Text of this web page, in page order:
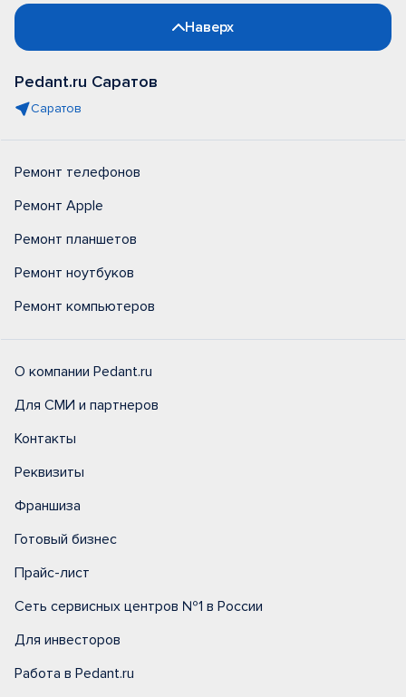
Наверх
Pedant.ru Саратов
Саратов
Ремонт телефонов
Ремонт Apple
Ремонт планшетов
Ремонт ноутбуков
Ремонт компьютеров
О компании Pedant.ru
Для СМИ и партнеров
Контакты
Реквизиты
Франшиза
Готовый бизнес
Прайс-лист
Сеть сервисных центров №1 в России
Для инвесторов
Работа в Pedant.ru